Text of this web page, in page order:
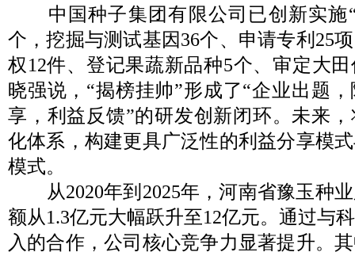
中国种子集团有限公司已创新实施“
个，挖掘与测试基因36个、申请专利25
权12件、登记果蔬新品种5个、审定大
晓强说，“揭榜挂帅”形成了“企业出题
享，利益反馈”的研发创新闭环。未来
化体系，构建更具广泛性的利益分享模
模式。
从2020年到2025年，河南省豫玉种业
额从1.3亿元大幅跃升至12亿元。通过与
入的合作，公司核心竞争力显著提升。